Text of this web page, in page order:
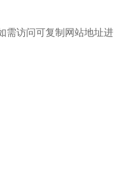
需访问可复制网站地址进